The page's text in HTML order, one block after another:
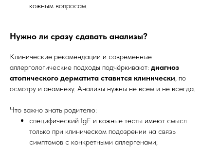
кожным вопросам.
Нужно ли сразу сдавать анализы?
Клинические рекомендации и современные
аллергологические подходы подчёркивают: диагноз
атопического дерматита ставится клинически, по
осмотру и анамнезу. Анализы нужны не всем и не всегда.
Что важно знать родителю:
специфический IgE и кожные тесты имеют смысл
только при клиническом подозрении на связь
симптомов с конкретными аллергенами;